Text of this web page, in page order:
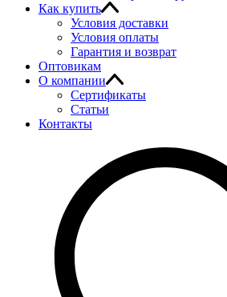
Как купить
Условия доставки
Условия оплаты
Гарантия и возврат
Оптовикам
О компании
Сертификаты
Статьи
Контакты